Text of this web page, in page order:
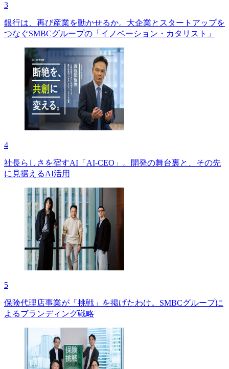
3
銀行は、再び産業を動かせるか。大企業とスタートアップを
つなぐSMBCグループの「イノベーション・カタリスト」
4
社長らしさを宿すAI「AI-CEO」。開発の舞台裏と、その先
に見据えるAI活用
5
保険代理店事業が「挑戦」を掲げたわけ。SMBCグループに
よるブランディング戦略